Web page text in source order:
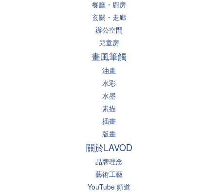
餐廳・廚房
玄關・走廊
辦公空間
兒童房
畫風筆觸
油畫
水彩
水墨
素描
插畫
版畫
關於LAVOD
品牌理念
藝術工藝
YouTube 頻道